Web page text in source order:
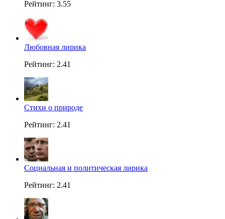
Рейтинг: 3.55
Любовная лирика
Рейтинг: 2.41
Стихи о природе
Рейтинг: 2.41
Социальная и политическая лирика
Рейтинг: 2.41